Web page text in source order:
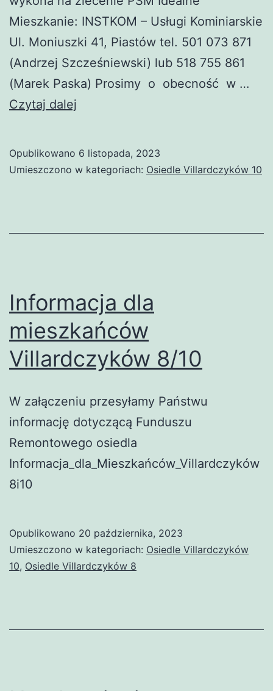
Mieszkanie: INSTKOM – Usługi Kominiarskie
Ul. Moniuszki 41, Piastów tel. 501 073 871
(Andrzej Szcześniewski) lub 518 755 861
(Marek Paska) Prosimy o obecność w …
Czytaj dalej
Opublikowano 6 listopada, 2023
Umieszczono w kategoriach: Osiedle Villardczyków 10
Informacja dla
mieszkańców
Villardczyków 8/10
W załączeniu przesyłamy Państwu
informację dotyczącą Funduszu
Remontowego osiedla
Informacja_dla_Mieszkańców_Villardczyków
8i10
Opublikowano 20 października, 2023
Umieszczono w kategoriach: Osiedle Villardczyków
10, Osiedle Villardczyków 8